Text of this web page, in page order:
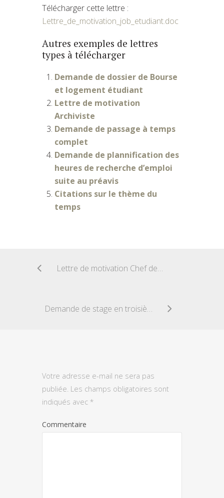
Télécharger cette lettre :
Lettre_de_motivation_job_etudiant.doc
Autres exemples de lettres
types à télécharger
Demande de dossier de Bourse
et logement étudiant
Lettre de motivation
Archiviste
Demande de passage à temps
complet
Demande de plannification des
heures de recherche d’emploi
suite au préavis
Citations sur le thème du
temps
Lettre de motivation Chef de cuisine
Demande de stage en troisième
Votre adresse e-mail ne sera pas
publiée. Les champs obligatoires sont
indiqués avec *
Commentaire